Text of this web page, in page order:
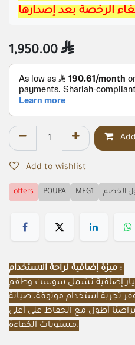
الرخصة بعد إصدارها
1,950.00 
Add to wishlist
offers POUPA MEG1 الخصم
ميزة إضافية لراحة الاستخدام :
غيار إضافية تشمل سوست وطقم
تجربة استخدام موثوقة، صيانة
أطول مع الحفاظ على أعلى
مستويات الكفاءة.